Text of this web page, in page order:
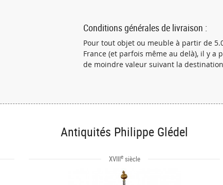
Conditions générales de livraison :
Pour tout objet ou meuble à partir de
France (et parfois même au delà), il y
de moindre valeur suivant la
Antiquités Philippe Glédel
XVIIIesiècle